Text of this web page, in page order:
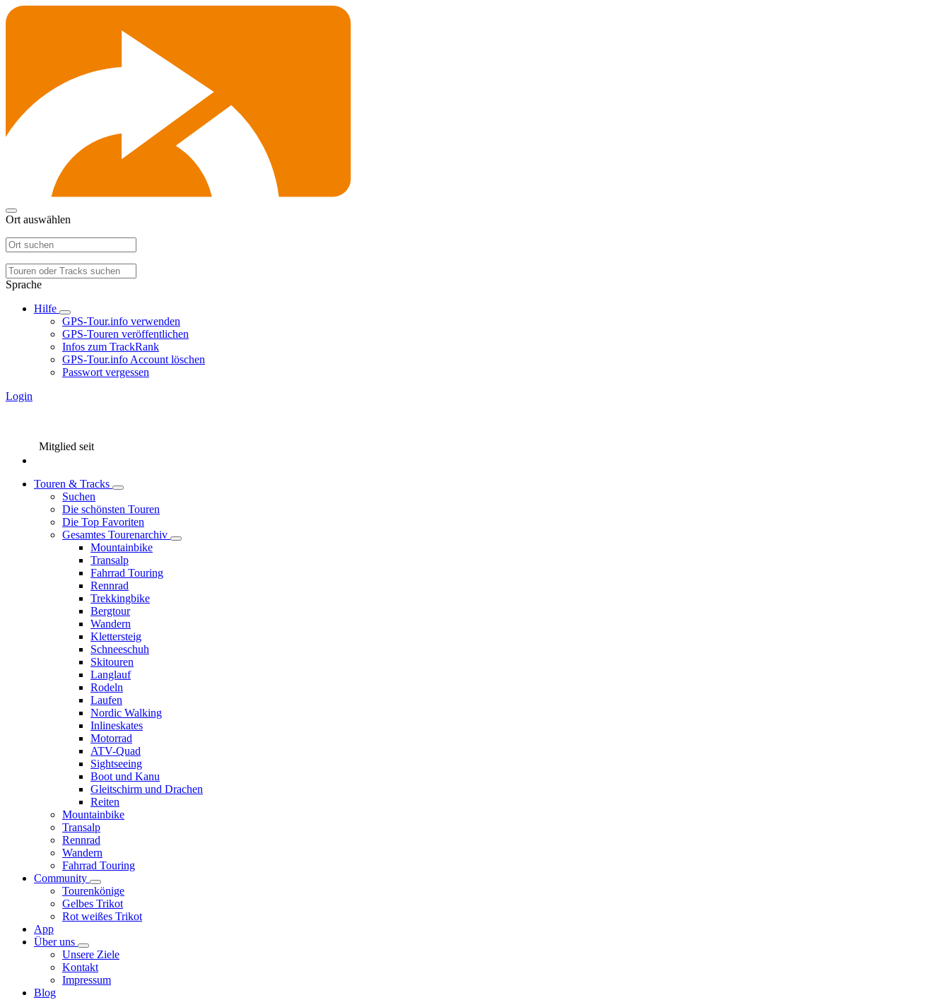
Ort auswählen
Sprache
Hilfe
GPS-Tour.info verwenden
GPS-Touren veröffentlichen
Infos zum TrackRank
GPS-Tour.info Account löschen
Passwort vergessen
Login
Mitglied seit
Touren & Tracks
Suchen
Die schönsten Touren
Die Top Favoriten
Gesamtes Tourenarchiv
Mountainbike
Transalp
Fahrrad Touring
Rennrad
Trekkingbike
Bergtour
Wandern
Klettersteig
Schneeschuh
Skitouren
Langlauf
Rodeln
Laufen
Nordic Walking
Inlineskates
Motorrad
ATV-Quad
Sightseeing
Boot und Kanu
Gleitschirm und Drachen
Reiten
Mountainbike
Transalp
Rennrad
Wandern
Fahrrad Touring
Community
Tourenkönige
Gelbes Trikot
Rot weißes Trikot
App
Über uns
Unsere Ziele
Kontakt
Impressum
Blog